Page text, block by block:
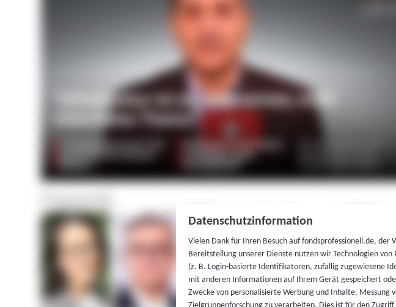
Datenschutzinformation
Vielen Dank für Ihren Besuch auf fondsprofessionell.de, der
Bereitstellung unserer Dienste nutzen wir Technologien von
(z. B. Login-basierte Identifikatoren, zufällig zugewiesene
mit anderen Informationen auf Ihrem Gerät gespeichert
Zwecke von personalisierte Werbung und Inhalte,
Zielgruppenforschung zu verarbeiten. Dies ist für den